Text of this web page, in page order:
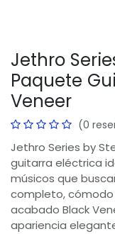
Jethro
Paquete
Veneer
(0
Jethro Series by
guitarra eléctrica
músicos que
completo, cómodo
acabado Black
apariencia